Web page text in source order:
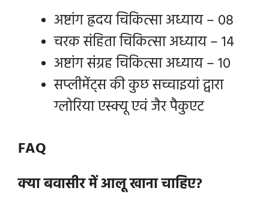
अष्टांग ह्रदय चिकित्सा अध्याय – 08
चरक संहिता चिकित्सा अध्याय – 14
अष्टांग संग्रह चिकित्सा अध्याय – 10
सप्लीमेंट्स की कुछ सच्चाइयां द्वारा
ग्लोरिया एस्क्यू एवं जैर पैकुएट
FAQ
क्या बवासीर में आलू खाना चाहिए?